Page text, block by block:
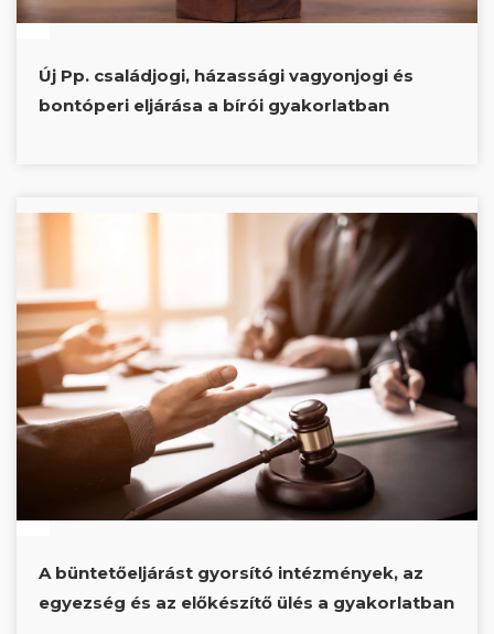
Új Pp. családjogi, házassági vagyonjogi és
bontóperi eljárása a bírói gyakorlatban
A büntetőeljárást gyorsító intézmények, az
egyezség és az előkészítő ülés a gyakorlatban